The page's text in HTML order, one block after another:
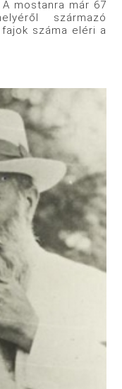
mostanra már 67
származó
száma eléri a